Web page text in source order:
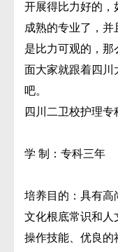
开展得比力好的，
成熟的专业了，
是比力可观的，
面大家就跟着四川
吧。
四川二卫校护理专
学 制：专科三年
培养目的：具有高
文化根底常识和人
操作技能、优良的